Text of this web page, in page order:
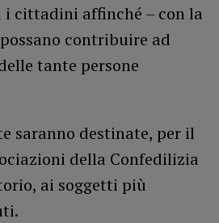
cittadini affinché – con la
contribuire ad
tante persone
saranno destinate, per il
della Confedilizia
ai soggetti più